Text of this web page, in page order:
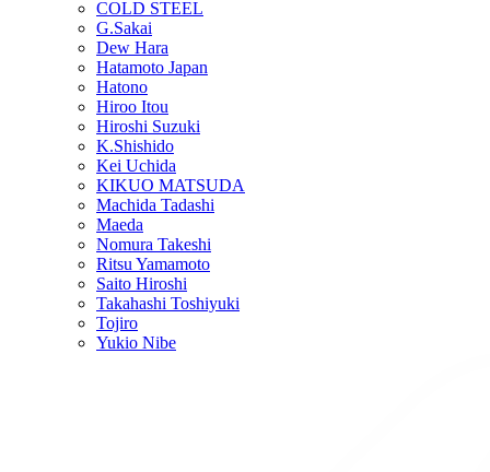
COLD STEEL
G.Sakai
Dew Hara
Hatamoto Japan
Hatono
Hiroo Itou
Hiroshi Suzuki
K.Shishido
Kei Uchida
KIKUO MATSUDA
Machida Tadashi
Maeda
Nomura Takeshi
Ritsu Yamamoto
Saito Hiroshi
Takahashi Toshiyuki
Tojiro
Yukio Nibe